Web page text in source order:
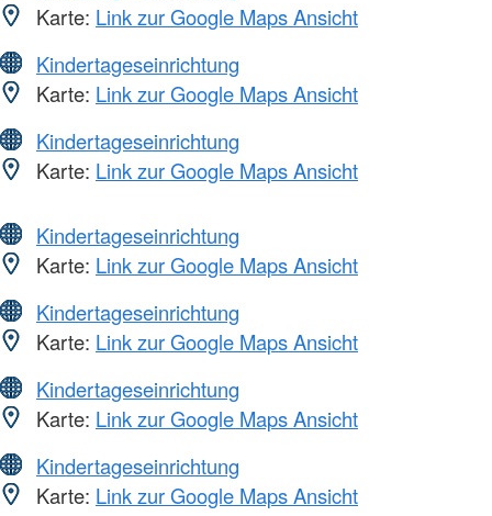
Karte: Link zur Google Maps Ansicht
Kindertageseinrichtung
Karte: Link zur Google Maps Ansicht
Kindertageseinrichtung
Karte: Link zur Google Maps Ansicht
Kindertageseinrichtung
Karte: Link zur Google Maps Ansicht
Kindertageseinrichtung
Karte: Link zur Google Maps Ansicht
Kindertageseinrichtung
Karte: Link zur Google Maps Ansicht
Kindertageseinrichtung
Karte: Link zur Google Maps Ansicht